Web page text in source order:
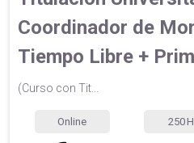
Coordinador de
Tiempo Libre +
(Curso con Tit...
Online 250 H